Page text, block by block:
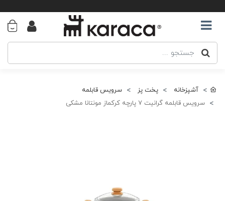
آشپزخانه پخت پز
سرویس قابلمه
سرویس قابلمه گرانیت 7 پارچه کرکماز مونتانا مشکی